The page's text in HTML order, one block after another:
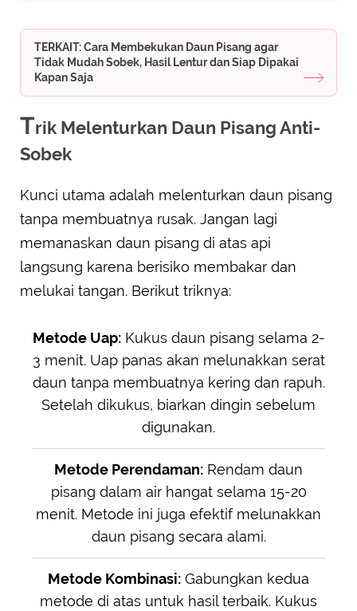
TERKAIT: Cara Membekukan Daun Pisang agar
Tidak Mudah Sobek, Hasil Lentur dan Siap Dipakai
Kapan Saja
Trik Melenturkan Daun Pisang Anti-
Sobek
Kunci utama adalah melenturkan daun pisang
tanpa membuatnya rusak. Jangan lagi
memanaskan daun pisang di atas api
langsung karena berisiko membakar dan
melukai tangan. Berikut triknya:
Metode Uap:Kukus daun pisang selama 2-
3 menit. Uap panas akan melunakkan serat
daun tanpa membuatnya kering dan rapuh.
Setelah dikukus, biarkan dingin sebelum
digunakan.
Metode Perendaman: Rendam daun
pisang dalam air hangat selama 15-20
menit. Metode ini juga efektif melunakkan
daun pisang secara alami.
Metode Kombinasi: Gabungkan kedua
metode di atas untuk hasil terbaik. Kukus